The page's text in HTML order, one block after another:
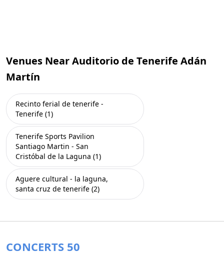
Venues Near Auditorio de Tenerife Adán
Martín
Recinto ferial de tenerife -
Tenerife (1)
Tenerife Sports Pavilion
Santiago Martin - San
Cristóbal de la Laguna (1)
Aguere cultural - la laguna,
santa cruz de tenerife (2)
CONCERTS 50